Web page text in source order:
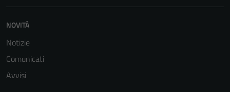
NOVITÀ
Notizie
Comunicati
Avvisi